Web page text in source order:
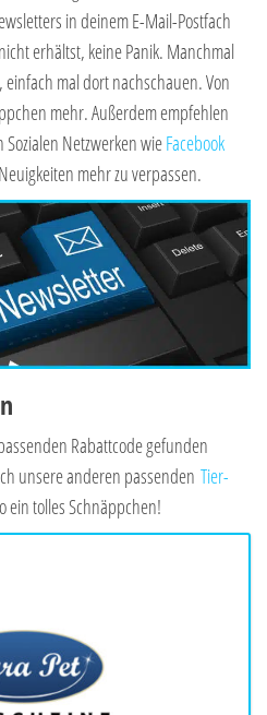
in deinem E-Mail-Postfach
erhältst, keine Panik. Manchmal
mal dort nachschauen. Von
mehr. Außerdem empfehlen
Netzwerken wieFacebook
mehr zu verpassen.
Rabattcode gefunden
unsere anderen passenden Tier-
ein tolles Schnäppchen!